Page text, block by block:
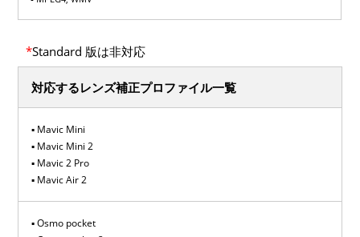
*Standard 版は非対応
対応するレンズ補正プロファイル一覧
Mavic Mini
Mavic Mini 2
Mavic 2 Pro
Mavic Air 2
Osmo pocket